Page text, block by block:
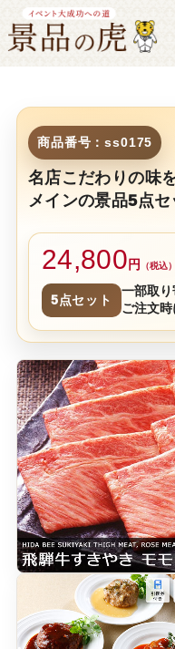
商品番号：ss0175
名店こだわりの味
メインの景品5点セ
24,800 円 （税込）
5点セット
一部取
ご注文